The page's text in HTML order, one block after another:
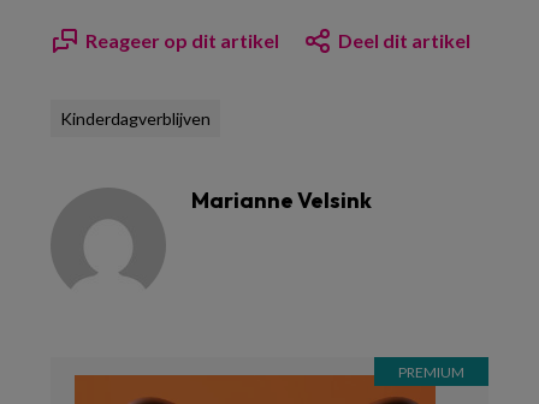
Reageer op dit artikel Deel dit artikel
Kinderdagverblijven
Marianne Velsink